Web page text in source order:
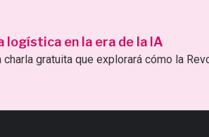
logística en la era de la IA
gratuita que explorará cómo la